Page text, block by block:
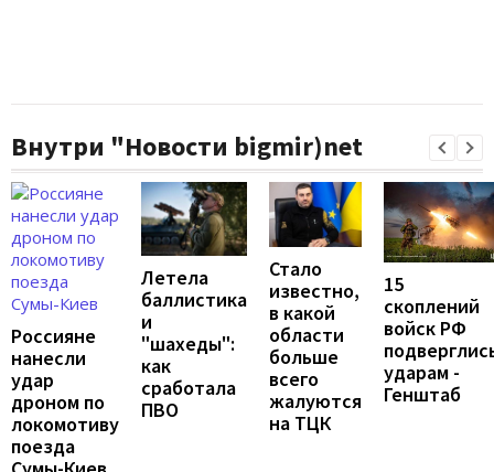
Внутри "Новости bigmir)net
Россияне
нанесли
удар
дроном по
локомотиву
поезда
Летела
баллистика
и
"шахеды":
как
сработала
ПВО
Стало
известно,
в какой
области
больше
всего
жалуются
на ТЦК
15
скоплений
войск РФ
ударам -
Генштаб